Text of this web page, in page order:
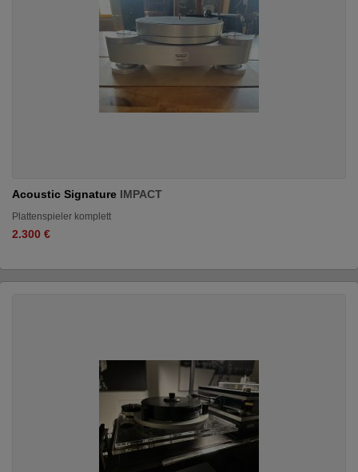
Acoustic Signature IMPACT
Plattenspieler komplett
2.300 €